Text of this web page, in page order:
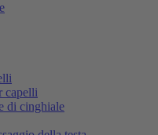
capelli
di cinghiale